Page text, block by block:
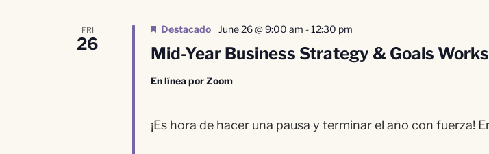
FRI
26 Mid-Year Business Strategy & Goals
Destacado June 26 @ 9:00 am -12:30 pm
En línea por Zoom
¡Es hora de hacer una pausa y terminar el año con fuerza!